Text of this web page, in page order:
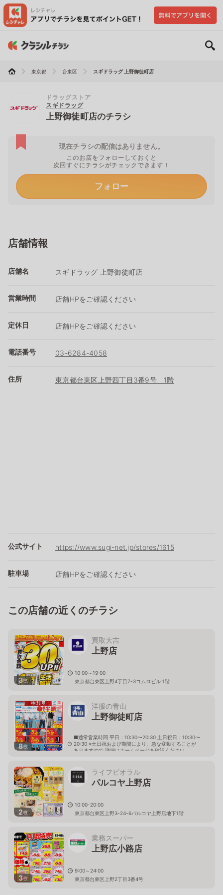
東京都 台東区 スギドラッグ 上野御徒町店
ドラッグストア
スギドラッグ
上野御徒町店のチラシ
現在チラシの配信はありません。
このお店をフォローしておくと
次回すぐにチラシがチェックできます！
フォロー
店舗情報
店舗名 スギドラッグ 上野御徒町店
営業時間 店舗HPをご確認ください
定休日 店舗HPをご確認ください
電話番号 03-6284-4058
住所 東京都台東区上野四丁目3番9号 1階
公式サイト https://www.sugi-net.jp/stores/1615
駐車場 店舗HPをご確認ください
この店舗の近くのチラシ
3枚
買取大吉
上野店
10:00～19:00
東京都台東区上野4丁目7-3コムロビル 1階
8枚
洋服の青山
上野御徒町店
■通常営業時間 平日：10:30〜20:30 土日祝日：10:30〜
20:30 ※土日祝および期間により、急な変動することが
ありますので 詳細はホームページを確認ください
2枚
ライフビオラル
パルコヤ上野店
10:00-20:00
東京都台東区上野3-24-6パルコヤ上野店地下1階
3枚
業務スーパー
上野広小路店
9:00～24:00
東京都台東区上野2丁目3番4号